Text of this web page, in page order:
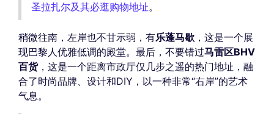
圣拉扎尔及其必逛购物地址。
稍微往南，左岸也不甘示弱，有乐蓬马歇 ，这是一个展
现巴黎人优雅低调的殿堂。最后，不要错过马雷区BHV
百货，这是一个距离市政厅仅几步之遥的热门地址，融
合了时尚品牌、设计和DIY，以一种非常“右岸”的艺术
气息。